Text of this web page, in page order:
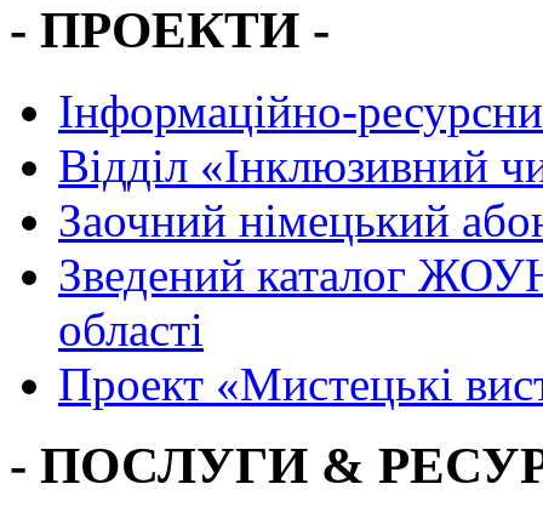
- ПРОЕКТИ -
Інформаційно-
Вiддiл «Інклюзивний
Заочний німецький
Зведений каталог
області
Проект «Мистецькі
- ПОСЛУГИ &